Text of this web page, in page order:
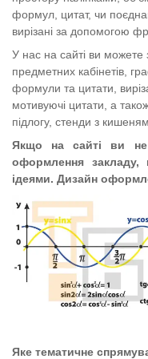
формул, цитат, чи
вирізані за допомогою
У нас на сайті ви
предметних кабінетів,
формули та цитати,
мотивуючі цитати, а
підлогу, стенди з
Якщо на сайті ви не
оформлення
ідеями. Дизайн
Яке тематичне